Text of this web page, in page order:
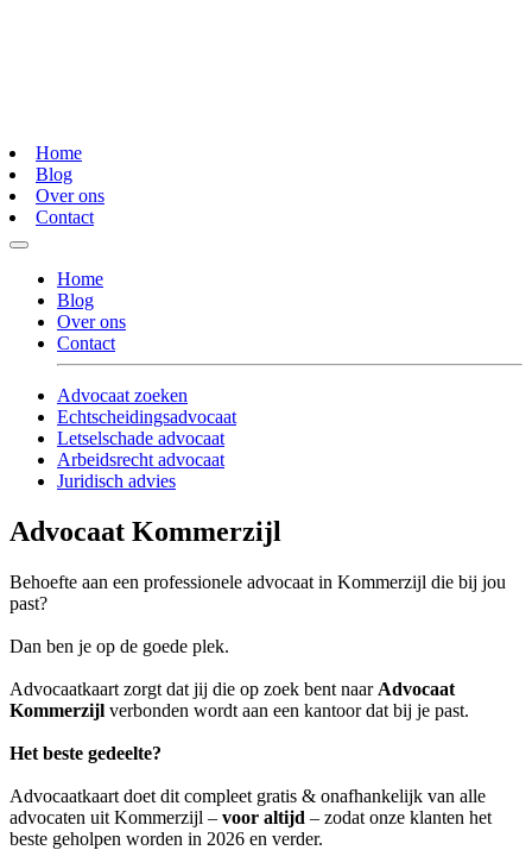
Home
Blog
Over ons
Contact
Home
Blog
Over ons
Contact
Advocaat zoeken
Echtscheidingsadvocaat
Letselschade advocaat
Arbeidsrecht advocaat
Juridisch advies
Advocaat Kommerzijl
Behoefte aan een professionele advocaat in Kommerzijl die bij jou
past?
Dan ben je op de goede plek.
Advocaatkaart zorgt dat jij die op zoek bent naar Advocaat
Kommerzijl verbonden wordt aan een kantoor dat bij je past.
Het beste gedeelte?
Advocaatkaart doet dit compleet gratis & onafhankelijk van alle
advocaten uit Kommerzijl – voor altijd – zodat onze klanten het
beste geholpen worden in 2026 en verder.